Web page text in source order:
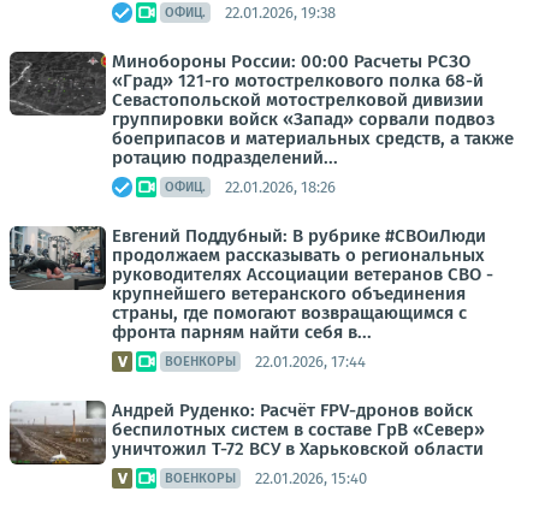
ОФИЦ. 22.01.2026, 19:38
Минобороны России: 00:00 Расчеты РСЗО
«Град» 121-го мотострелкового полка 68-й
Севастопольской мотострелковой дивизии
группировки войск «Запад» сорвали подвоз
боеприпасов и материальных средств, а также
ротацию подразделений...
ОФИЦ. 22.01.2026, 18:26
Евгений Поддубный: В рубрике #СВОиЛюди
продолжаем рассказывать о региональных
руководителях Ассоциации ветеранов СВО -
крупнейшего ветеранского объединения
страны, где помогают возвращающимся с
фронта парням найти себя в...
ВОЕНКОРЫ 22.01.2026, 17:44
Андрей Руденко: Расчёт FPV-дронов войск
беспилотных систем в составе ГрВ «Север»
уничтожил Т-72 ВСУ в Харьковской области
ВОЕНКОРЫ 22.01.2026, 15:40